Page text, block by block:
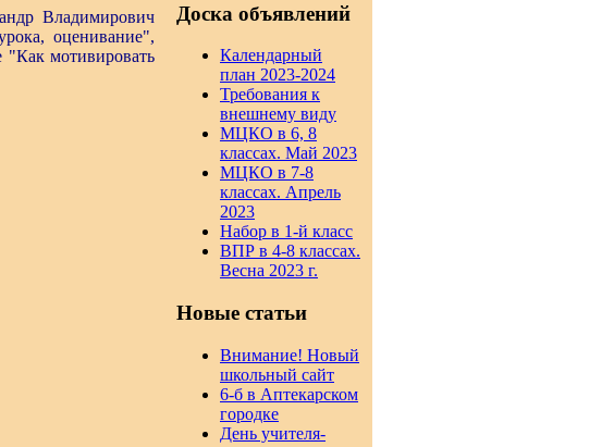
Владимирович
оценивание",
"Как мотивировать
Доска объявлений
Календарный
план 2023-2024
Требования к
внешнему виду
МЦКО в 6, 8
классах. Май 2023
МЦКО в 7-8
классах. Апрель
2023
Набор в 1-й класс
ВПР в 4-8 классах.
Весна 2023 г.
Новые статьи
Внимание! Новый
школьный сайт
6-б в Аптекарском
городке
День учителя-